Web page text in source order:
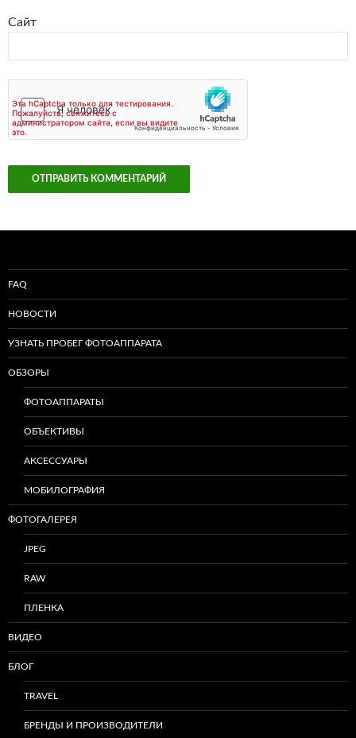
Сайт
FAQ
НОВОСТИ
УЗНАТЬ ПРОБЕГ ФОТОАППАРАТА
ОБЗОРЫ
ФОТОАППАРАТЫ
ОБЪЕКТИВЫ
АКСЕССУАРЫ
МОБИЛОГРАФИЯ
ФОТОГАЛЕРЕЯ
JPEG
RAW
ПЛЕНКА
ВИДЕО
БЛОГ
TRAVEL
БРЕНДЫ И ПРОИЗВОДИТЕЛИ